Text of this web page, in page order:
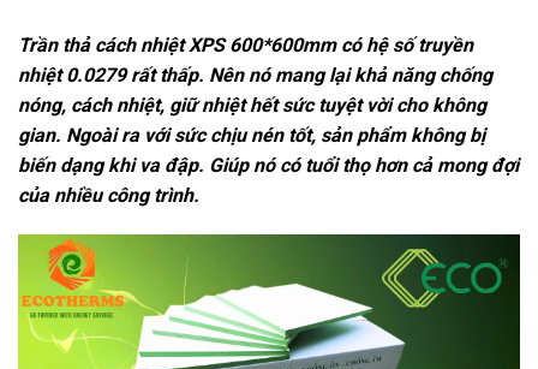
Trần thả cách nhiệt XPS 600*600mm có hệ số truyền
nhiệt 0.0279 rất thấp. Nên nó mang lại khả năng chống
nóng, cách nhiệt, giữ nhiệt hết sức tuyệt vời cho không
gian. Ngoài ra với sức chịu nén tốt, sản phẩm không bị
biến dạng khi va đập. Giúp nó có tuổi thọ hơn cả mong đợi
của nhiều công trình.